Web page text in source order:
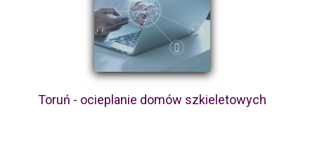
Toruń - ocieplanie domów szkieletowych